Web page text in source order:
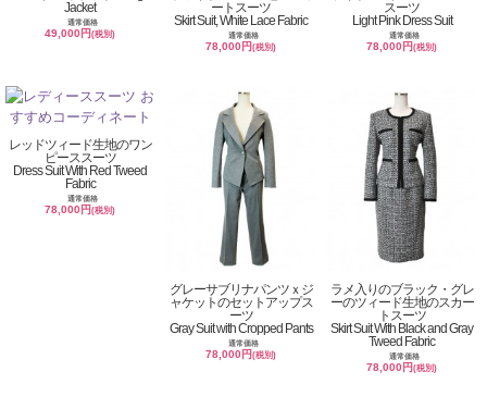
Jacket
通常価格
49,000円(税別)
ートスーツ
Skirt Suit, White Lace Fabric
通常価格
78,000円(税別)
スーツ
Light Pink Dress Suit
通常価格
78,000円(税別)
レッドツィード生地のワン
ピーススーツ
Dress Suit With Red Tweed
Fabric
通常価格
78,000円(税別)
グレーサブリナパンツｘジ
ャケットのセットアップス
ーツ
Gray Suit with Cropped Pants
通常価格
78,000円(税別)
ラメ入りのブラック・グレ
ーのツィード生地のスカー
トスーツ
Skirt Suit With Black and Gray
Tweed Fabric
通常価格
78,000円(税別)